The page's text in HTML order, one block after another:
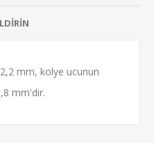
mm, kolye ucunun
mm'dir.